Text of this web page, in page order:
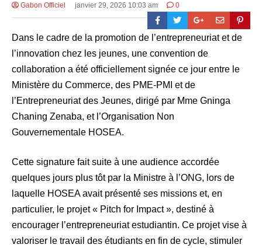
Gabon Officiel janvier 29, 2026 10:03 am 0
Dans le cadre de la promotion de l’entrepreneuriat et de
l’innovation chez les jeunes, une convention de
collaboration a été officiellement signée ce jour entre le
Ministère du Commerce, des PME-PMI et de
l’Entrepreneuriat des Jeunes, dirigé par Mme Gninga
Chaning Zenaba, et l’Organisation Non
Gouvernementale HOSEA.
Cette signature fait suite à une audience accordée
quelques jours plus tôt par la Ministre à l’ONG, lors de
laquelle HOSEA avait présenté ses missions et, en
particulier, le projet « Pitch for Impact », destiné à
encourager l’entrepreneuriat estudiantin. Ce projet vise à
valoriser le travail des étudiants en fin de cycle, stimuler